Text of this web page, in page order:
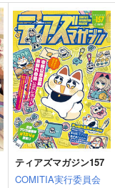
ティアズマガジン157
COMITIA実行委員会